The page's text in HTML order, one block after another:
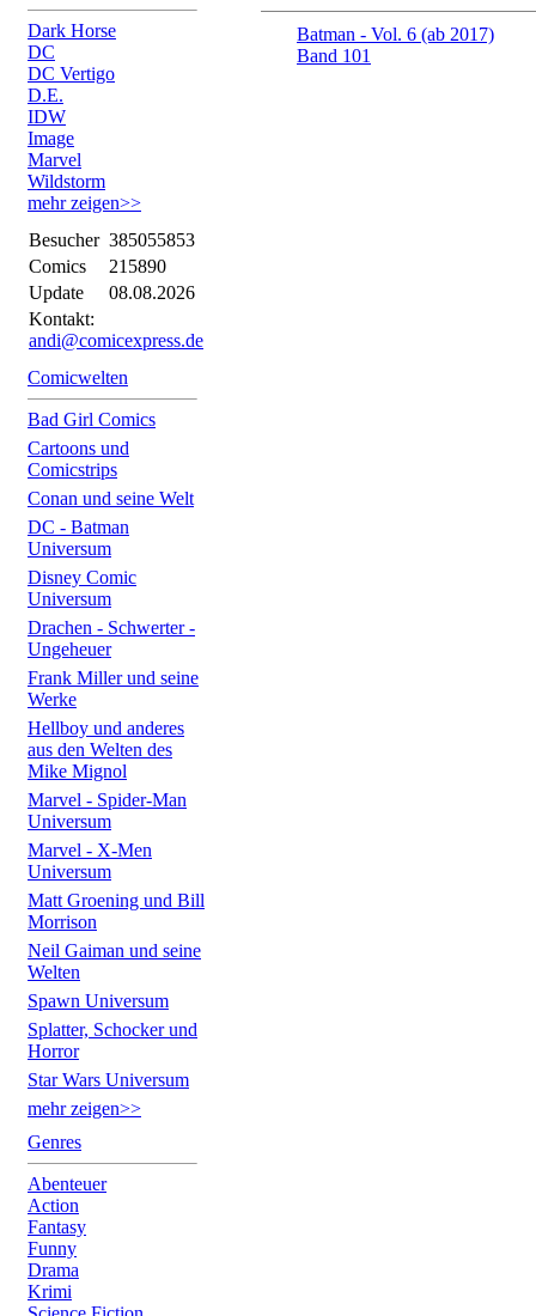
Dark Horse
DC
DC Vertigo
D.E.
IDW
Image
Marvel
Wildstorm
mehr zeigen>>
Besucher 385055853
Comics
215890
Update
08.08.2026
Kontakt:
andi@comicexpress.de
Comicwelten
Bad Girl Comics
Cartoons und
Comicstrips
Conan und seine Welt
DC - Batman
Universum
Disney Comic
Universum
Drachen - Schwerter -
Ungeheuer
Frank Miller und seine
Werke
Hellboy und anderes
aus den Welten des
Mike Mignol
Marvel - Spider-Man
Universum
Marvel - X-Men
Universum
Matt Groening und Bill
Morrison
Neil Gaiman und seine
Welten
Spawn Universum
Splatter, Schocker und
Horror
Star Wars Universum
mehr zeigen>>
Genres
Abenteuer
Action
Fantasy
Funny
Drama
Krimi
Batman - Vol. 6 (ab 2017)
Band 101